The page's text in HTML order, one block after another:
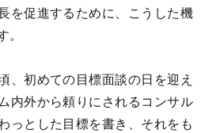
を促進するために、こうした機
、初めての目標面談の日を迎え
内外から頼りにされるコンサル
っとした目標を書き、それをも